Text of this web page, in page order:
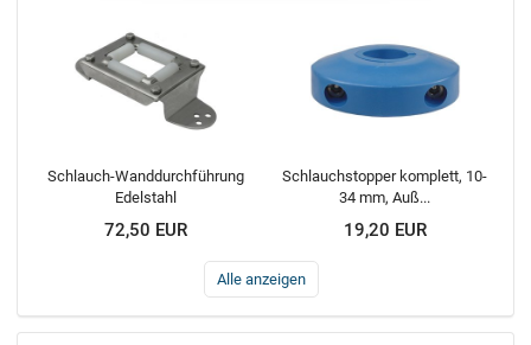
Schlauch-Wanddurchführung
Edelstahl
72,50 EUR
Schlauchstopper komplett, 10-
34 mm, Auß...
19,20 EUR
Alle anzeigen